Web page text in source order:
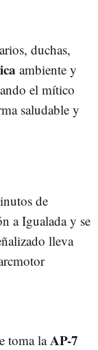
duchas,
ambiente y
el mítico
saludable y
de
a Igualada y se
lleva
toma laAP-7